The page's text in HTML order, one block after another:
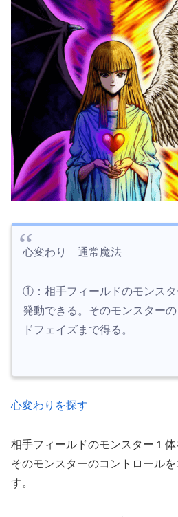
心変わり 通常魔法
①：相手フィールドのモンス
発動できる。そのモンスター
ドフェイズまで得る。
心変わりを探す
相手フィールドのモンスター１体
そのモンスターのコントロール
す。